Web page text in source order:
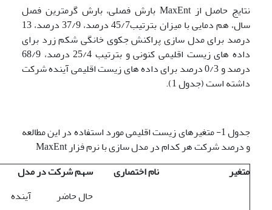
نتایج حاصل از MaxEnt بارش فصلی، بارش گرمترین فصل
سال، هم دمایی با میزان بترتیب45/7 درصد، 37/9 درصد، 13
درصد برای مدل سازی پراکنش جکوی خانگی شکم زرد برای
داده های زیست اقلیمی کنونی و بترتیب 25/4 درصد، 68/9
درصد و 0/3 درصد برای داده های زیست اقلیمی آینده شرکت
داشته است (جدول 1).
جدول 1- متغیرهای زیست اقلیمی مورد استفاده در این مطالعه
و درصد شرکت هر کدام در مدل سازی با نرم فزار MaxEnt
متغیر
نام اختصاری
سهم شرکت در مدل
حال حاضر
آینده